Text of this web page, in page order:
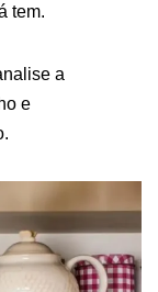
tem.
a
e